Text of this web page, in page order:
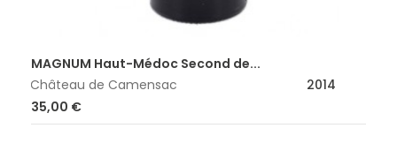
MAGNUM Haut-Médoc Second de...
Château de Camensac
2014
35,00 €Prix